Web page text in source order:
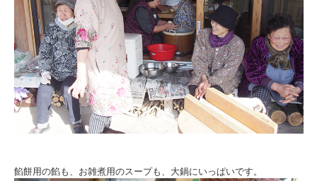
餡餅用の餡も、お雑煮用のスープも、大鍋にいっぱいです。